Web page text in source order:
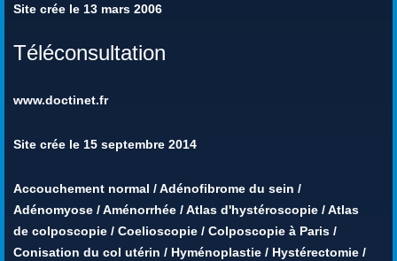
Site crée le 13 mars 2006
Téléconsultation
www.doctinet.fr
Site crée le 15 septembre 2014
Accouchement normal /Adénofibrome du sein /
Adénomyose /Aménorrhée /Atlas d'hystéroscopie /Atlas
de colposcopie / Coelioscopie / Colposcopie à Paris /
Conisation du col utérin / Hyménoplastie / Hystérectomie /